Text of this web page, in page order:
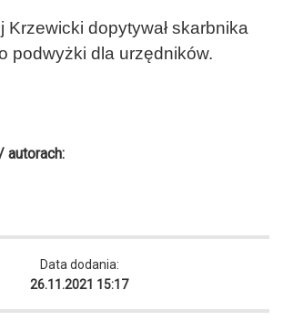
Krzewicki dopytywał skarbnika
podwyżki dla urzędników.
autorach:
Data dodania:
26.11.2021 15:17